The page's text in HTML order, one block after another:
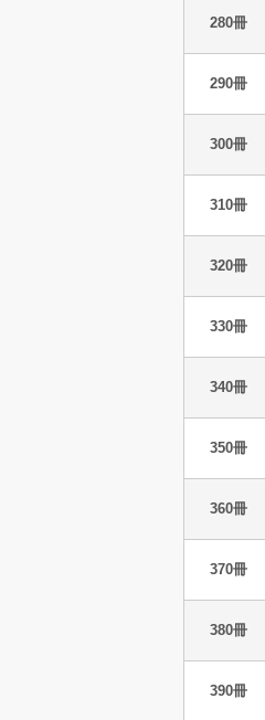
280冊
290冊
300冊
310冊
320冊
330冊
340冊
350冊
360冊
370冊
380冊
390冊